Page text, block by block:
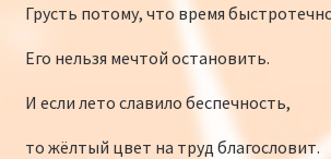
Грусть потому, что время
Его нельзя мечтой остановить.
И если лето славило беспечность,
то жёлтый цвет на труд благословит.